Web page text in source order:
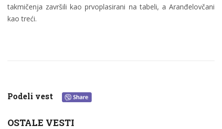
takmičenja završili kao prvoplasirani na tabeli, a Aranđelovčani
kao treći.
Podeli vest
OSTALE VESTI